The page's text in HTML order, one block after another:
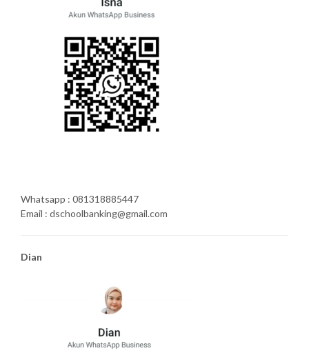
Whatsapp : 081318885447
Email : dschoolbanking@gmail.com
Dian